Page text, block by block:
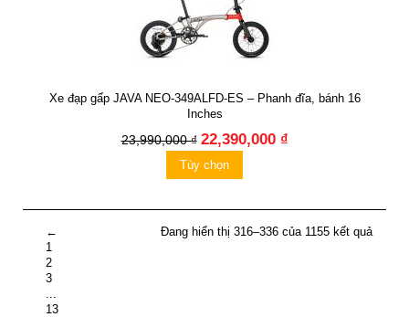
Xe đạp gấp JAVA NEO-349ALFD-ES – Phanh đĩa, bánh 16
Inches
23,990,000 ₫ 22,390,000 ₫
Tùy chọn
←
1
2
3
...
13
Đang hiển thị 316–336 của 1155 kết quả